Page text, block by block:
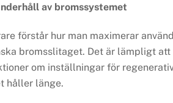
av bromssystemet
förstår hur man maximerar
bromsslitaget. Det är lämpligt
om inställningar för
håller länge.